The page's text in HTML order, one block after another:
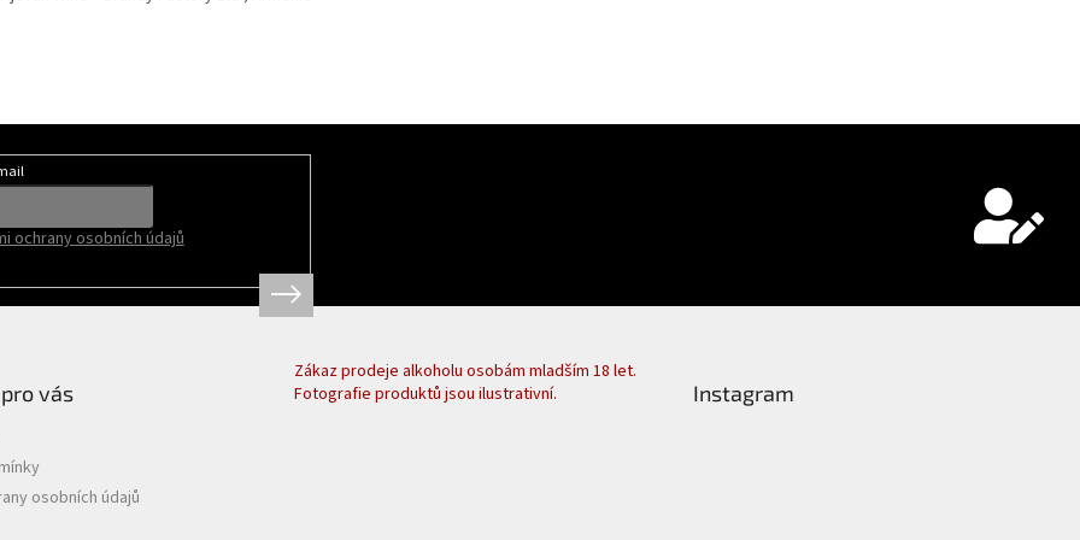
ochrany osobních údajů
vás
osobních údajů
Zákaz prodeje alkoholu osobám mladším 18 let.
Fotografie produktů jsou ilustrativní.
Instagram